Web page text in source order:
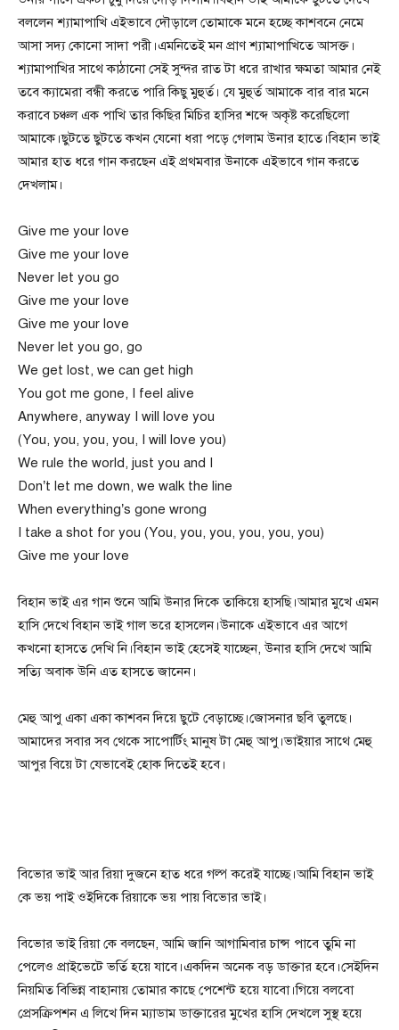
বললেন শ্যামাপাখি এইভাবে দৌড়ালে তোমাকে মনে হচ্ছে কাশবনে নেমে
আসা সদ্য কোনো সাদা পরী।এমনিতেই মন প্রাণ শ্যামাপাখিতে আসক্ত।
শ্যামাপাখির সাথে কাঠানো সেই সুন্দর রাত টা ধরে রাখার ক্ষমতা আমার নেই
তবে ক্যামেরা বন্ধী করতে পারি কিছু মুহুর্ত। যে মুহুর্ত আমাকে বার বার মনে
করাবে চঞ্চল এক পাখি তার কিছির মিচির হাসির শব্দে অকৃষ্ট করেছিলো
আমাকে।ছুটতে ছুটতে কখন যেনো ধরা পড়ে গেলাম উনার হাতে।বিহান ভাই
আমার হাত ধরে গান করছেন এই প্রথমবার উনাকে এইভাবে গান করতে
দেখলাম।
Give me your love
Give me your love
Never let you go
Give me your love
Give me your love
Never let you go, go
We get lost, we can get high
You got me gone, I feel alive
Anywhere, anyway I will love you
(You, you, you, you, I will love you)
We rule the world, just you and I
Don’t let me down, we walk the line
When everything’s gone wrong
I take a shot for you (You, you, you, you, you, you)
Give me your love
বিহান ভাই এর গান শুনে আমি উনার দিকে তাকিয়ে হাসছি।আমার মুখে এমন
হাসি দেখে বিহান ভাই গাল ভরে হাসলেন।উনাকে এইভাবে এর আগে
কখনো হাসতে দেখি নি।বিহান ভাই হেসেই যাচ্ছেন, উনার হাসি দেখে আমি
সত্যি অবাক উনি এত হাসতে জানেন।
মেহু আপু একা একা কাশবন দিয়ে ছুটে বেড়াচ্ছে।জোসনার ছবি তুলছে।
আমাদের সবার সব থেকে সাপোর্টিং মানুষ টা মেহু আপু।ভাইয়ার সাথে মেহু
আপুর বিয়ে টা যেভাবেই হোক দিতেই হবে।
বিভোর ভাই আর রিয়া দুজনে হাত ধরে গল্প করেই যাচ্ছে।আমি বিহান ভাই
কে ভয় পাই ওইদিকে রিয়াকে ভয় পায় বিভোর ভাই।
বিভোর ভাই রিয়া কে বলছেন, আমি জানি আগামিবার চান্স পাবে তুমি না
পেলেও প্রাইভেটে ভর্তি হয়ে যাবে।একদিন অনেক বড় ডাক্তার হবে।সেইদিন
নিয়মিত বিভিন্ন বাহানায় তোমার কাছে পেশেন্ট হয়ে যাবো।গিয়ে বলবো
প্রেসক্রিপশন এ লিখে দিন ম্যাডাম ডাক্তারের মুখের হাসি দেখলে সুস্থ হয়ে